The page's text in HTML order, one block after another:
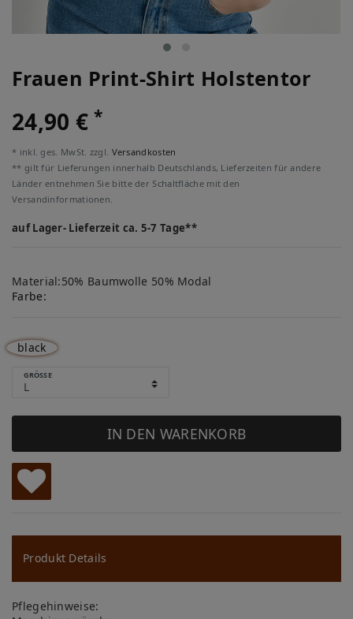
Frauen Print-Shirt Holstentor
24,90 €*
* inkl. ges. MwSt. zzgl. Versandkosten
** gilt für Lieferungen innerhalb Deutschlands, Lieferzeiten für andere
Länder entnehmen Sie bitte der Schaltfläche mit den
Versandinformationen.
auf Lager- Lieferzeit ca. 5-7 Tage**
Material:50% Baumwolle 50% Modal
Farbe:
black
GRÖSSE
IN DEN WARENKORB
W
u
ns
ch
Produkt Details
Pflegehinweise: